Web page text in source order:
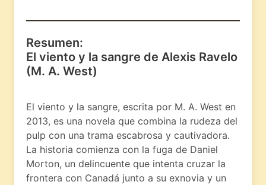
Resumen:
El viento y la sangre de Alexis Ravelo
(M. A. West)
El viento y la sangre, escrita por M. A. West en
2013, es una novela que combina la rudeza del
pulp con una trama escabrosa y cautivadora.
La historia comienza con la fuga de Daniel
Morton, un delincuente que intenta cruzar la
frontera con Canadá junto a su exnovia y un